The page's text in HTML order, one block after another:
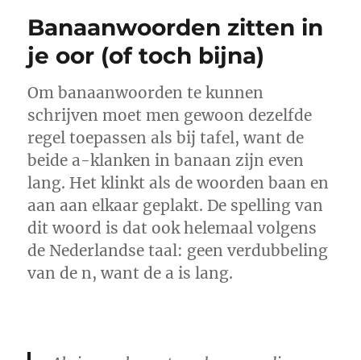
een
woordgeslacht
het
(Vlaamsch)
basisonderwijs
Banaanwoorden zitten in
je oor (of toch bijna)
Om banaanwoorden te kunnen
schrijven moet men gewoon dezelfde
regel toepassen als bij tafel, want de
beide a-klanken in banaan zijn even
lang. Het klinkt als de woorden baan en
aan aan elkaar geplakt. De spelling van
dit woord is dat ook helemaal volgens
de Nederlandse taal: geen verdubbeling
van de n, want de a is lang.